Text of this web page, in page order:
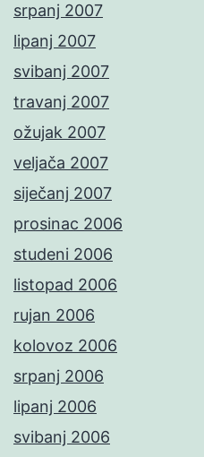
srpanj 2007
lipanj 2007
svibanj 2007
travanj 2007
ožujak 2007
veljača 2007
siječanj 2007
prosinac 2006
studeni 2006
listopad 2006
rujan 2006
kolovoz 2006
srpanj 2006
lipanj 2006
svibanj 2006